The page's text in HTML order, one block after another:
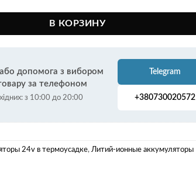
В КОРЗИНУ
або допомога з вибором
за телефоном
з 10:00 до 20:00
Telegram
+380730020572
24v в термоусадке, Литий-ионные аккумуляторы